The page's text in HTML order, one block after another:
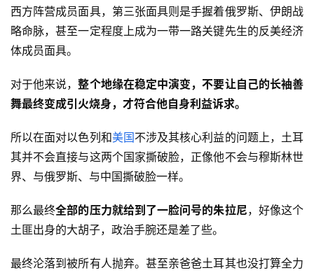
西方阵营成员面具，第三张面具则是手握着俄罗斯、伊朗战
略命脉，甚至一定程度上成为一带一路关键先生的反美经济
体成员面具。
对于他来说，整个地缘在稳定中演变，不要让自己的长袖善
舞最终变成引火烧身，才符合他自身利益诉求。
所以在面对以色列和美国不涉及其核心利益的问题上，土耳
其并不会直接与这两个国家撕破脸，正像他不会与穆斯林世
界、与俄罗斯、与中国撕破脸一样。
那么最终全部的压力就给到了一脸问号的朱拉尼，好像这个
土匪出身的大胡子，政治手腕还是差了些。
最终沦落到被所有人抛弃。甚至亲爸爸土耳其也没打算全力